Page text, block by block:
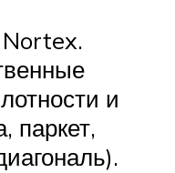
Nortex.
и
паркет,